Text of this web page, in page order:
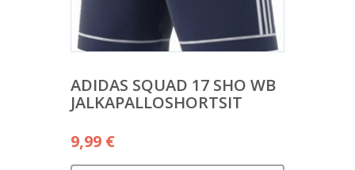
ADIDAS SQUAD 17 SHO WB
JALKAPALLOSHORTSIT
9,99 €